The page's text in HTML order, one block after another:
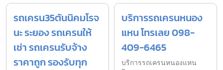
รถเครน35ตันนิคมโรจ
นะ ระยอง รถเครนให้
เช่า รถเครนรับจ้าง
ราคาถูก รองรับทุก
บริการรถเครนหนอง
แหน โทรเลย 098-
409-6465
บริการรถเครนหนองแหน